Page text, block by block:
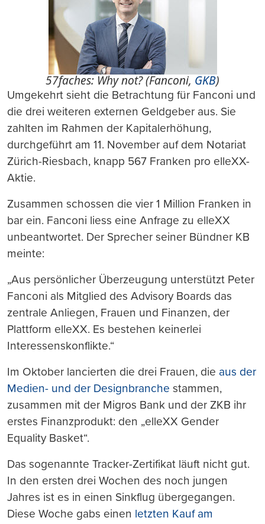
57faches: Why not? (Fanconi, GKB)
Umgekehrt sieht die Betrachtung für Fanconi und
die drei weiteren externen Geldgeber aus. Sie
zahlten im Rahmen der Kapitalerhöhung,
durchgeführt am 11. November auf dem Notariat
Zürich-Riesbach, knapp 567 Franken pro elleXX-
Aktie.
Zusammen schossen die vier 1 Million Franken in
bar ein. Fanconi liess eine Anfrage zu elleXX
unbeantwortet. Der Sprecher seiner Bündner KB
meinte:
„Aus persönlicher Überzeugung unterstützt Peter
Fanconi als Mitglied des Advisory Boards das
zentrale Anliegen, Frauen und Finanzen, der
Plattform elleXX. Es bestehen keinerlei
Interessenskonflikte.“
Im Oktober lancierten die drei Frauen, die aus der
Medien- und der Designbranche stammen,
zusammen mit der Migros Bank und der ZKB ihr
erstes Finanzprodukt: den „elleXX Gender
Equality Basket“.
Das sogenannte Tracker-Zertifikat läuft nicht gut.
In den ersten drei Wochen des noch jungen
Jahres ist es in einen Sinkflug übergegangen.
Diese Woche gabs einen letzten Kauf am